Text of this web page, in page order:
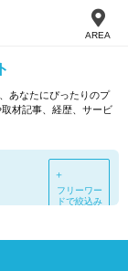
AREA
あなたにぴったりのプ
材記事、経歴、サービ
＋
フリーワー
ドで絞込み